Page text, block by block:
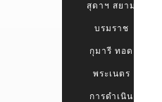
สุดาฯ สยาม
บรมราช
กุมารี ทอด
พระเนตร
การดำเนิน